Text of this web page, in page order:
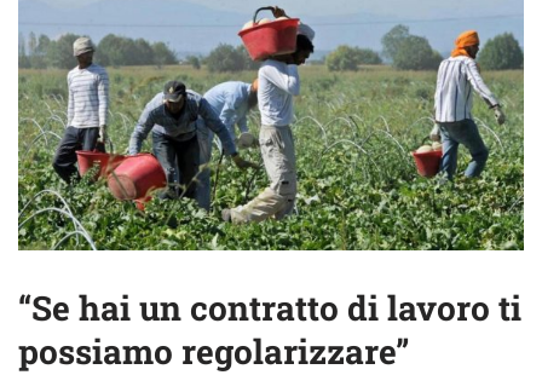
“Se hai un contratto di lavoro ti
possiamo regolarizzare”